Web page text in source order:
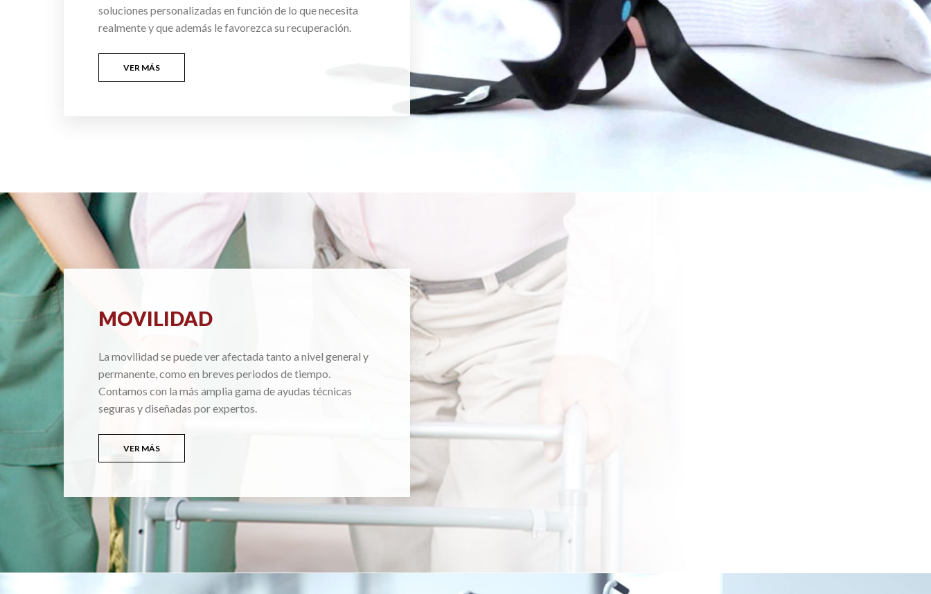
soluciones personalizadas en función de lo que necesita
realmente y que además le favorezca su recuperación.
VER MÁS
MOVILIDAD
La movilidad se puede ver afectada tanto a nivel general y
permanente, como en breves periodos de tiempo.
Contamos con la más amplia gama de ayudas técnicas
seguras y diseñadas por expertos.
VER MÁS